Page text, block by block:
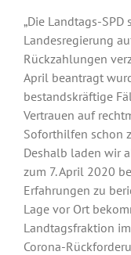
„Die Landtags-
Landesregierung
Rückzahlungen
April beantragt
bestandskräftige
Vertrauen auf
Soforthilfen schon
Deshalb laden wir
zum 7. April 2020
Erfahrungen zu
Lage vor Ort
Landtagsfraktion
Corona-